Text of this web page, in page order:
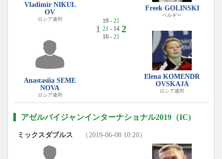
Vladimir NIKUL
OV
ロシア連邦
Anastasiia SEME
NOVA
ロシア連邦
1
19 - 21
21 - 14
16 - 21
2
Freek GOLINSKI
ベルギー
Elena KOMENDR
OVSKAJA
ロシア連邦
アゼルバイジャンインターナショナル2019（IC)
ミックスダブルス （2019-06-08 10:20）